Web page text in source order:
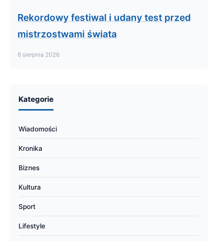
Rekordowy festiwal i udany test przed
mistrzostwami świata
6 sierpnia 2026
Kategorie
Wiadomości
Kronika
Biznes
Kultura
Sport
Lifestyle